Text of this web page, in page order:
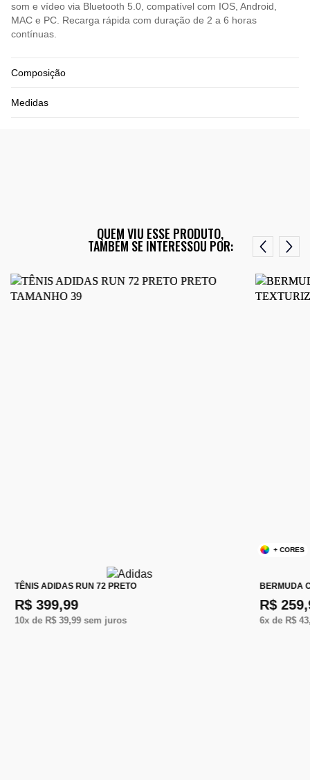
som e vídeo via Bluetooth 5.0, compatível com IOS, Android,
MAC e PC. Recarga rápida com duração de 2 a 6 horas
contínuas.
Composição
Medidas
QUEM VIU ESSE PRODUTO,
TAMBÉM SE INTERESSOU POR:
TÊNIS ADIDAS RUN 72 PRETO
R$ 399,99
10x de R$ 39,99sem juros
+ CORES
BERMUDA
R$
6x de R$